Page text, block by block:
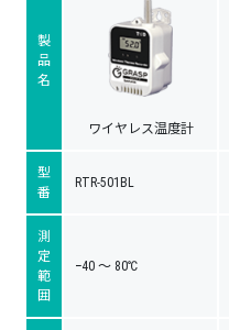
製
品
名
ワイヤレス温度計
型
番
RTR-501BL
測
定
範
囲
ｰ40 ～ 80℃